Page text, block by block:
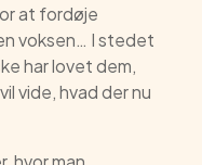
at fordøje
voksen… I stedet
har lovet dem,
vide, hvad der nu